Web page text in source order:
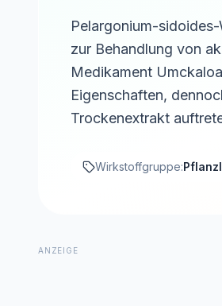
Pelargonium-
zur Behandlung von
Medikament
Eigenschaften,
Trockenextrakt
Wirkstoffgruppe:
ANZEIGE